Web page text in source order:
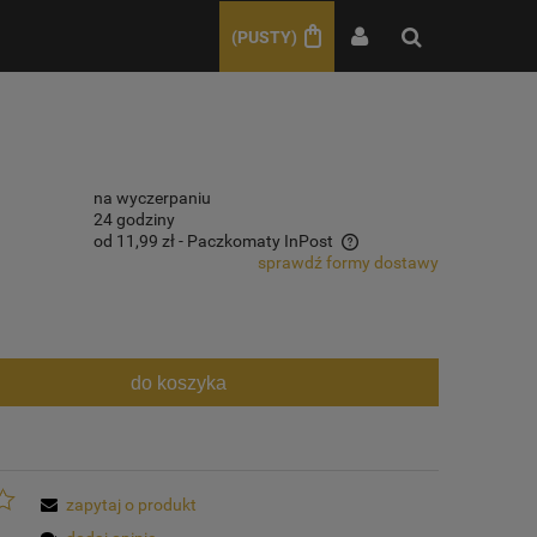
(PUSTY)
na wyczerpaniu
24 godziny
od 11,99 zł - Paczkomaty InPost
sprawdź formy dostawy
do koszyka
zapytaj o produkt